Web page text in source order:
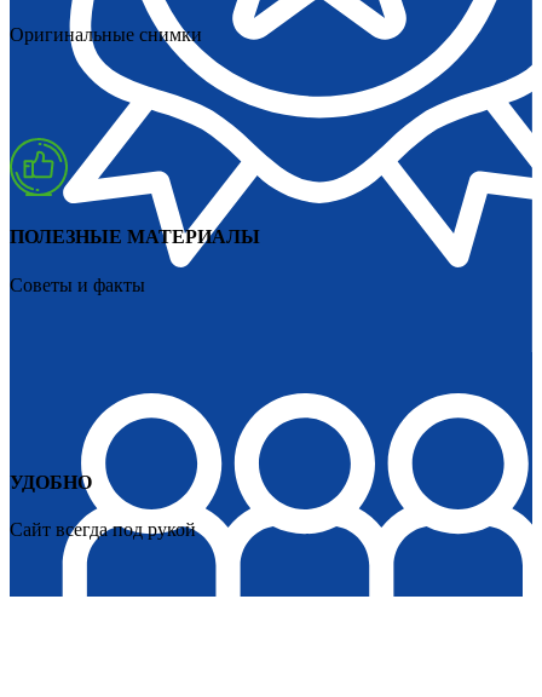
Оригинальные снимки
ПОЛЕЗНЫЕ МАТЕРИАЛЫ
Советы и факты
УДОБНО
Сайт всегда под рукой